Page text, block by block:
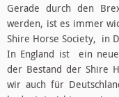
Gerade durch den
werden, ist es immer
Shire Horse Society, in
In England ist ein
der Bestand der Shire
wir auch für